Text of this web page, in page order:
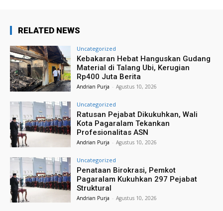
RELATED NEWS
Uncategorized
Kebakaran Hebat Hanguskan Gudang
Material di Talang Ubi, Kerugian
Rp400 Juta Berita
Andrian Purja - Agustus 10, 2026
Uncategorized
Ratusan Pejabat Dikukuhkan, Wali
Kota Pagaralam Tekankan
Profesionalitas ASN
Andrian Purja - Agustus 10, 2026
Uncategorized
Penataan Birokrasi, Pemkot
Pagaralam Kukuhkan 297 Pejabat
Struktural
Andrian Purja - Agustus 10, 2026